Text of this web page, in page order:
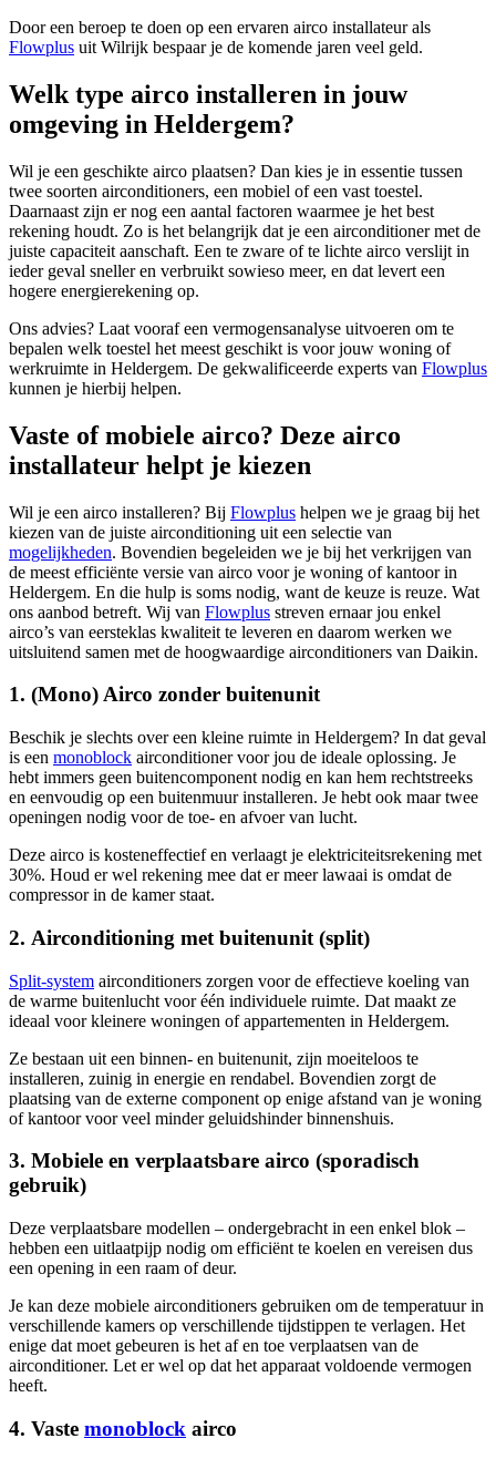
Door een beroep te doen op een ervaren airco installateur als
Flowplus uit Wilrijk bespaar je de komende jaren veel geld.
Welk type airco installeren in jouw
omgeving in Heldergem?
Wil je een geschikte airco plaatsen? Dan kies je in essentie tussen
twee soorten airconditioners, een mobiel of een vast toestel.
Daarnaast zijn er nog een aantal factoren waarmee je het best
rekening houdt. Zo is het belangrijk dat je een airconditioner met de
juiste capaciteit aanschaft. Een te zware of te lichte airco verslijt in
ieder geval sneller en verbruikt sowieso meer, en dat levert een
hogere energierekening op.
Ons advies? Laat vooraf een vermogensanalyse uitvoeren om te
bepalen welk toestel het meest geschikt is voor jouw woning of
werkruimte in Heldergem. De gekwalificeerde experts van Flowplus
kunnen je hierbij helpen.
Vaste of mobiele airco? Deze airco
installateur helpt je kiezen
Wil je een airco installeren? Bij Flowplus helpen we je graag bij het
kiezen van de juiste airconditioning uit een selectie van
mogelijkheden. Bovendien begeleiden we je bij het verkrijgen van
de meest efficiënte versie van airco voor je woning of kantoor in
Heldergem. En die hulp is soms nodig, want de keuze is reuze. Wat
ons aanbod betreft. Wij van Flowplus streven ernaar jou enkel
airco’s van eersteklas kwaliteit te leveren en daarom werken we
uitsluitend samen met de hoogwaardige airconditioners van Daikin.
1. (Mono) Airco zonder buitenunit
Beschik je slechts over een kleine ruimte in Heldergem? In dat geval
is een monoblock airconditioner voor jou de ideale oplossing. Je
hebt immers geen buitencomponent nodig en kan hem rechtstreeks
en eenvoudig op een buitenmuur installeren. Je hebt ook maar twee
openingen nodig voor de toe- en afvoer van lucht.
Deze airco is kosteneffectief en verlaagt je elektriciteitsrekening met
30%. Houd er wel rekening mee dat er meer lawaai is omdat de
compressor in de kamer staat.
2. Airconditioning met buitenunit (split)
Split-system airconditioners zorgen voor de effectieve koeling van
de warme buitenlucht voor één individuele ruimte. Dat maakt ze
ideaal voor kleinere woningen of appartementen in Heldergem.
Ze bestaan uit een binnen- en buitenunit, zijn moeiteloos te
installeren, zuinig in energie en rendabel. Bovendien zorgt de
plaatsing van de externe component op enige afstand van je woning
of kantoor voor veel minder geluidshinder binnenshuis.
3. Mobiele en verplaatsbare airco (sporadisch
gebruik)
Deze verplaatsbare modellen – ondergebracht in een enkel blok –
hebben een uitlaatpijp nodig om efficiënt te koelen en vereisen dus
een opening in een raam of deur.
Je kan deze mobiele airconditioners gebruiken om de temperatuur in
verschillende kamers op verschillende tijdstippen te verlagen. Het
enige dat moet gebeuren is het af en toe verplaatsen van de
airconditioner. Let er wel op dat het apparaat voldoende vermogen
heeft.
4. Vaste monoblock airco